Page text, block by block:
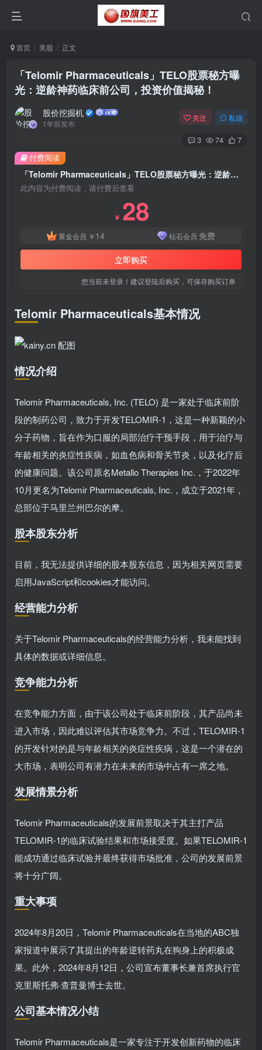
首页 美股 正文
「Telomir Pharmaceuticals」TELO股票秘方曝
光：逆龄神药临床前公司，投资价值揭秘！
股价挖掘机
1年前发布
关注 私信
3 74 7
「Telomir Pharmaceuticals」TELO股票秘方曝光：逆龄神药临床前公司，投资价值揭秘！
此内容为付费阅读，请付费后查看
￥ 28
黄金会员 ￥ 14 钻石会员 免费
立即购买
您当前未登录！建议登陆后购买，可保存购买订单
付费阅读
Telomir Pharmaceuticals基本情况
情况介绍
Telomir Pharmaceuticals, Inc. (TELO) 是一家处于临床前阶
段的制药公司，致力于开发TELOMIR-1，这是一种新颖的小
分子药物，旨在作为口服的局部治疗干预手段，用于治疗与
年龄相关的炎症性疾病，如血色病和骨关节炎，以及化疗后
的健康问题。该公司原名Metallo Therapies Inc.，于2022年
10月更名为Telomir Pharmaceuticals, Inc.，成立于2021年，
总部位于马里兰州巴尔的摩。
股本股东分析
目前，我无法提供详细的股本股东信息，因为相关网页需要
启用JavaScript和cookies才能访问。
经营能力分析
关于Telomir Pharmaceuticals的经营能力分析，我未能找到
具体的数据或详细信息。
竞争能力分析
在竞争能力方面，由于该公司处于临床前阶段，其产品尚未
进入市场，因此难以评估其市场竞争力。不过，TELOMIR-1
的开发针对的是与年龄相关的炎症性疾病，这是一个潜在的
大市场，表明公司有潜力在未来的市场中占有一席之地。
发展情景分析
Telomir Pharmaceuticals的发展前景取决于其主打产品
TELOMIR-1的临床试验结果和市场接受度。如果TELOMIR-1
能成功通过临床试验并最终获得市场批准，公司的发展前景
将十分广阔。
重大事项
2024年8月20日，Telomir Pharmaceuticals在当地的ABC独
家报道中展示了其提出的年龄逆转药丸在狗身上的积极成
果。此外，2024年8月12日，公司宣布董事长兼首席执行官
克里斯托弗·查普曼博士去世。
公司基本情况小结
Telomir Pharmaceuticals是一家专注于开发创新药物的临床